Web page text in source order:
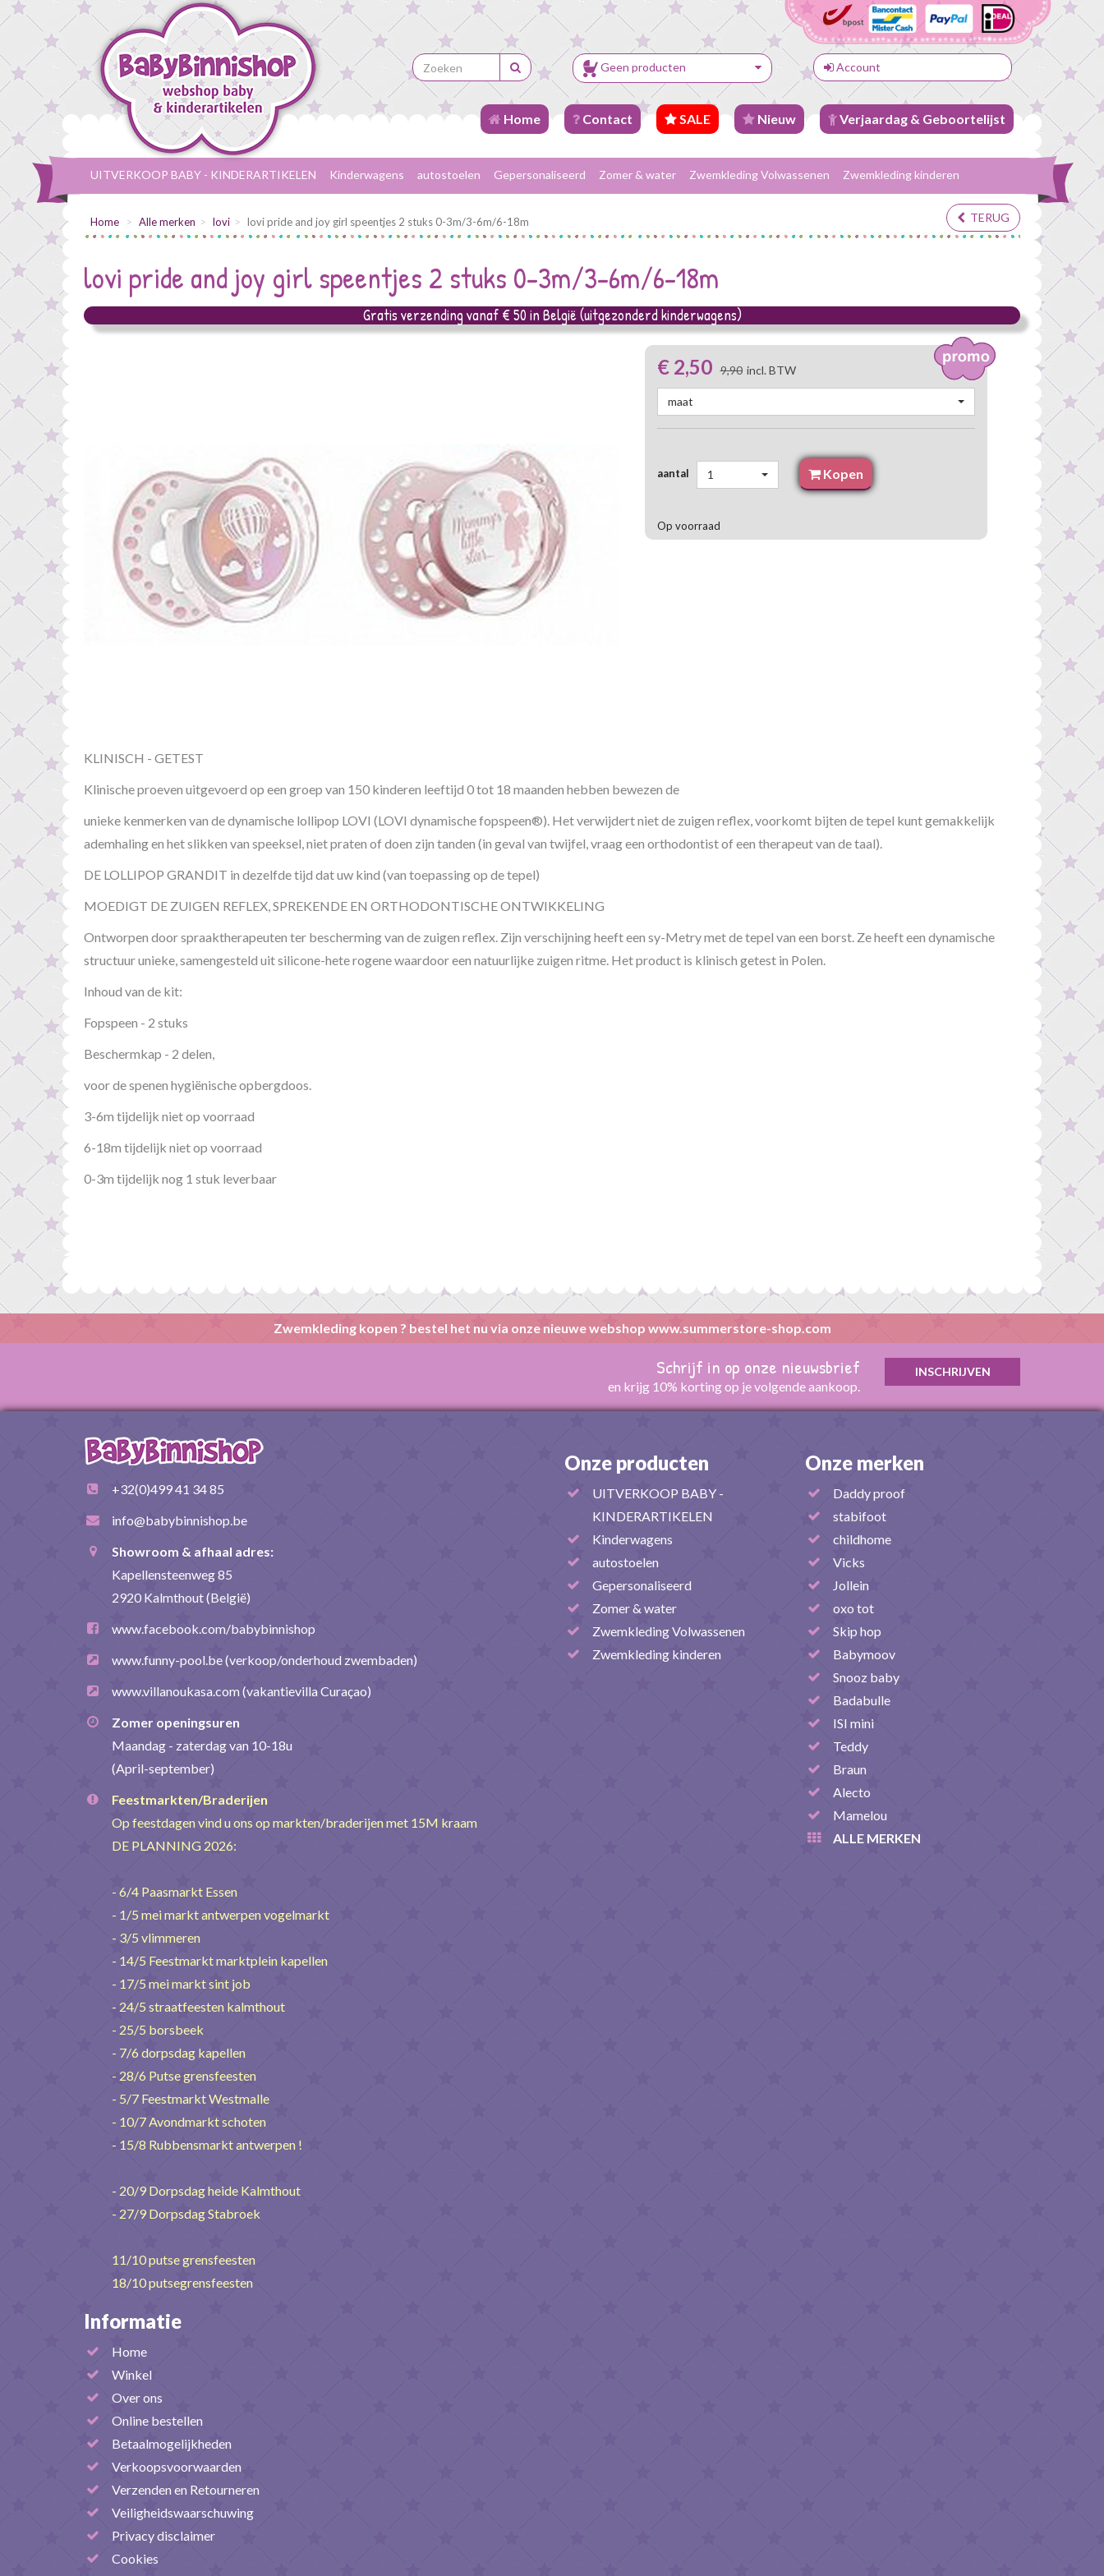
Geen producten Account
Home Contact SALE Nieuw Verjaardag & Geboortelijst
UITVERKOOP BABY - KINDERARTIKELEN Kinderwagens autostoelen Gepersonaliseerd Zomer & water Zwemkleding Volwassenen Zwemkleding kinderen
TERUG
Home Alle merken lovi lovi pride and joy girl speentjes 2 stuks 0-3m/3-6m/6-18m
lovi pride and joy girl speentjes 2 stuks 0-3m/3-6m/6-18m
Gratis verzending vanaf € 50 in België (uitgezonderd kinderwagens)
€ 2,50 9,90 incl. BTW
maat
aantal 1 Kopen
Op voorraad
KLINISCH - GETEST
Klinische proeven uitgevoerd op een groep van 150 kinderen leeftijd 0 tot 18 maanden hebben bewezen de
unieke kenmerken van de dynamische lollipop LOVI (LOVI dynamische fopspeen®). Het verwijdert niet de zuigen reflex, voorkomt bijten de tepel kunt gemakkelijk
ademhaling en het slikken van speeksel, niet praten of doen zijn tanden (in geval van twijfel, vraag een orthodontist of een therapeut van de taal).
DE LOLLIPOP GRANDIT in dezelfde tijd dat uw kind (van toepassing op de tepel)
MOEDIGT DE ZUIGEN REFLEX, SPREKENDE EN ORTHODONTISCHE ONTWIKKELING
Ontworpen door spraaktherapeuten ter bescherming van de zuigen reflex. Zijn verschijning heeft een sy-Metry met de tepel van een borst. Ze heeft een dynamische
structuur unieke, samengesteld uit silicone-hete rogene waardoor een natuurlijke zuigen ritme. Het product is klinisch getest in Polen.
Inhoud van de kit:
Fopspeen - 2 stuks
Beschermkap - 2 delen,
voor de spenen hygiënische opbergdoos.
3-6m tijdelijk niet op voorraad
6-18m tijdelijk niet op voorraad
0-3m tijdelijk nog 1 stuk leverbaar
Zwemkleding kopen ? bestel het nu via onze nieuwe webshop www.summerstore-shop.com
Schrijf in op onze nieuwsbrief
en krijg 10% korting op je volgende aankoop.
+32(0)499 41 34 85
info@babybinnishop.be
Showroom & afhaal adres:
Kapellensteenweg 85
2920 Kalmthout (België)
www.facebook.com/babybinnishop
www.funny-pool.be(verkoop/onderhoud zwembaden)
www.villanoukasa.com (vakantievilla Curaçao)
Zomer openingsuren
Maandag - zaterdag van 10-18u
(April-september)
Feestmarkten/Braderijen
Op feestdagen vind u ons op markten/braderijen met 15M kraam
DE PLANNING 2026:
- 6/4 Paasmarkt Essen
- 1/5 mei markt antwerpen vogelmarkt
- 3/5 vlimmeren
- 14/5 Feestmarkt marktplein kapellen
- 17/5 mei markt sint job
- 24/5 straatfeesten kalmthout
- 25/5 borsbeek
- 7/6 dorpsdag kapellen
- 28/6 Putse grensfeesten
- 5/7 Feestmarkt Westmalle
- 10/7 Avondmarkt schoten
- 15/8 Rubbensmarkt antwerpen !
- 20/9 Dorpsdag heide Kalmthout
- 27/9 Dorpsdag Stabroek
11/10 putse grensfeesten
18/10 putsegrensfeesten
Informatie
Home
Winkel
Over ons
Online bestellen
Betaalmogelijkheden
Verkoopsvoorwaarden
Verzenden en Retourneren
Veiligheidswaarschuwing
Privacy disclaimer
Cookies
Onze producten
UITVERKOOP BABY -
KINDERARTIKELEN
Kinderwagens
autostoelen
Gepersonaliseerd
Zomer & water
Zwemkleding Volwassenen
Zwemkleding kinderen
Onze merken
Daddy proof
stabifoot
childhome
Vicks
Jollein
oxo tot
Skip hop
Babymoov
Snooz baby
Badabulle
ISI mini
Teddy
Braun
Alecto
Mamelou
ALLE MERKEN